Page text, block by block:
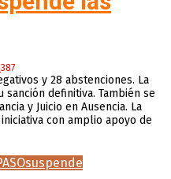
387
y 28 abstenciones. La
definitiva. También se
y Juicio en Ausencia. La
con amplio apoyo de
suspende